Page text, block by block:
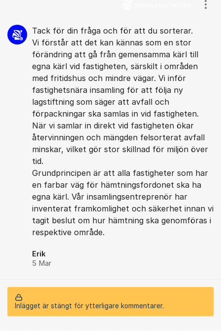
Tack för din fråga och för att du sorterar.
Vi förstår att det kan kännas som en stor
förändring att gå från gemensamma kärl till
egna kärl vid fastigheten, särskilt i områden
med fritidshus och mindre vägar. Vi inför
fastighetsnära insamling för att följa ny
lagstiftning som säger att avfall och
förpackningar ska samlas in vid fastigheten.
När vi samlar in direkt vid fastigheten ökar
återvinningen och mängden felsorterat avfall
minskar, vilket gör stor skillnad för miljön över
tid.
Grundprincipen är att alla fastigheter som har
en farbar väg för hämtningsfordonet ska ha
egna kärl. Vår insamlingsentreprenör har
inventerat framkomlighet och säkerhet innan vi
tagit beslut om hur hämtning ska genomföras i
respektive område.
Erik
5 Mar
Inlägget är stängt för ytterligare kommentarer.